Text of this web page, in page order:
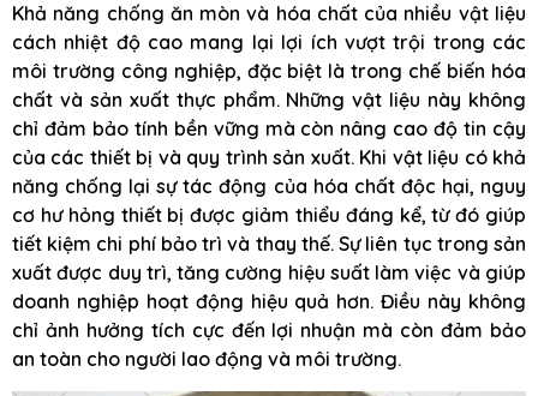
Khả năng chống ăn mòn và hóa chất của nhiều vật liệu
cách nhiệt độ cao mang lại lợi ích vượt trội trong các
môi trường công nghiệp, đặc biệt là trong chế biến hóa
chất và sản xuất thực phẩm. Những vật liệu này không
chỉ đảm bảo tính bền vững mà còn nâng cao độ tin cậy
của các thiết bị và quy trình sản xuất. Khi vật liệu có khả
năng chống lại sự tác động của hóa chất độc hại, nguy
cơ hư hỏng thiết bị được giảm thiểu đáng kể, từ đó giúp
tiết kiệm chi phí bảo trì và thay thế. Sự liên tục trong sản
xuất được duy trì, tăng cường hiệu suất làm việc và giúp
doanh nghiệp hoạt động hiệu quả hơn. Điều này không
chỉ ảnh hưởng tích cực đến lợi nhuận mà còn đảm bảo
an toàn cho người lao động và môi trường.